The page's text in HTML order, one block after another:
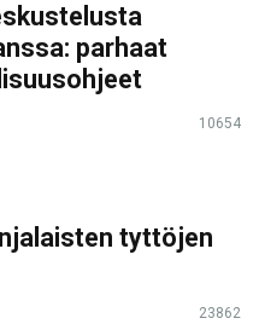
parhaat
10654
tyttöjen
23862